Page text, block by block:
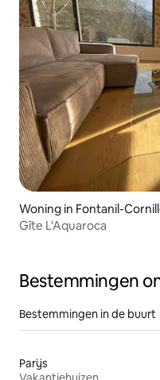
Woning in Fontanil-
Gîte L'Aquaroca
Bestemmingen
Bestemmingen in de buurt
Parijs